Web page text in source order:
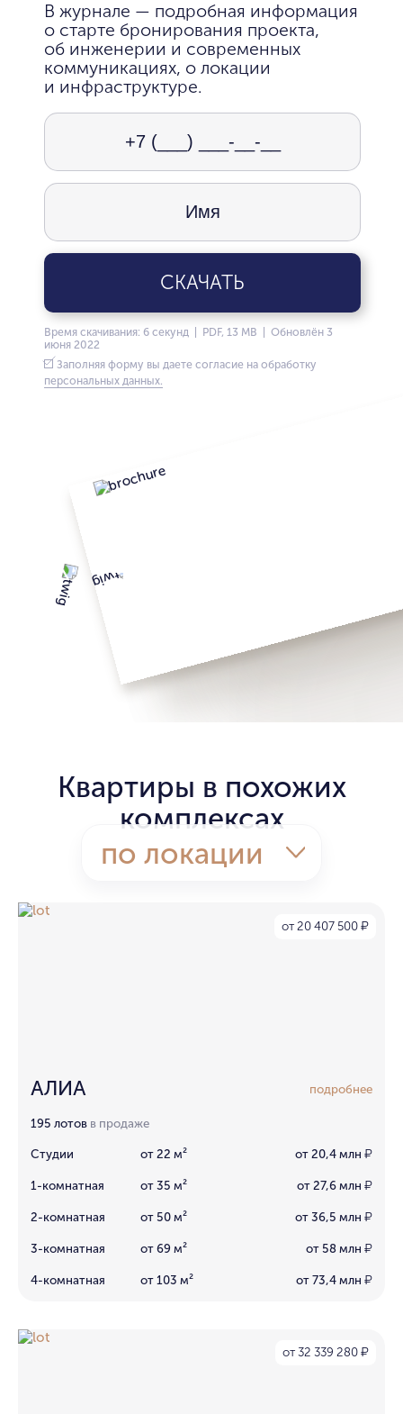
В журнале — подробная информация
о старте бронирования проекта,
об инженерии и современных
коммуникациях, о локации
и инфраструктуре.
СКАЧАТЬ
Время скачивания: 6 секунд | PDF, 13 MB | Обновлён 3
июня 2022
Заполняя форму вы даете согласие на обработку
персональных данных.
Квартиры в похожих
комплексах
по локации
от 20 407 500 ₽
АЛИА подробнее
195 лотов в продаже
Студии от 22 м² от 20,4 млн ₽
1-комнатная от 35 м² от 27,6 млн ₽
2-комнатная от 50 м² от 36,5 млн ₽
3-комнатная от 69 м² от 58 млн ₽
4-комнатная от 103 м² от 73,4 млн ₽
от 32 339 280 ₽